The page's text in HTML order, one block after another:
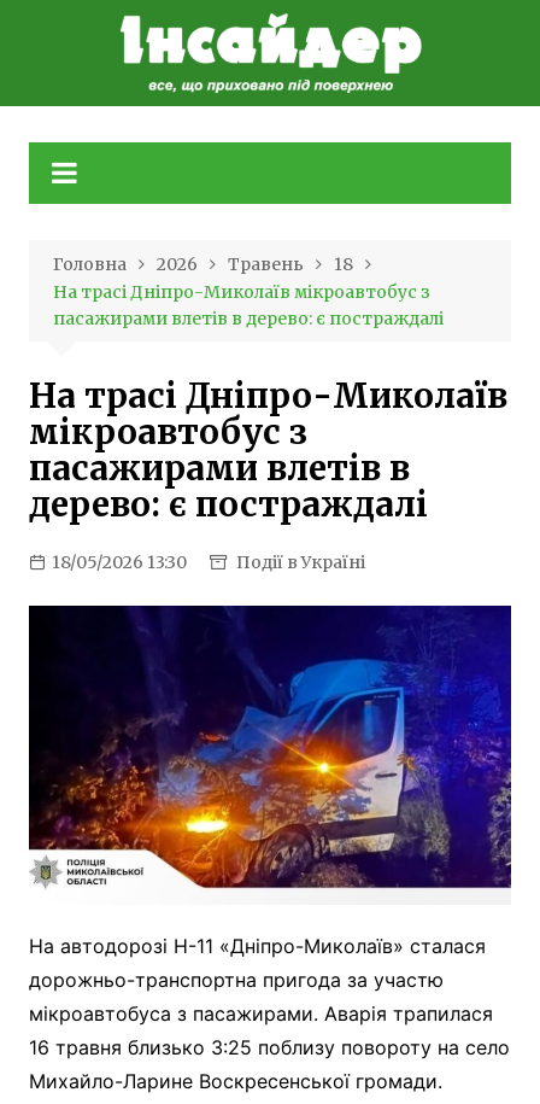
Головна 2026 Травень
18
На трасі Дніпро-Миколаїв мікроавтобус з
пасажирами влетів в дерево: є постраждалі
На трасі Дніпро-Миколаїв
мікроавтобус з
пасажирами влетів в
дерево: є постраждалі
18/05/2026 13:30 Події в Україні
На автодорозі Н-11 «Дніпро-Миколаїв» сталася
дорожньо-транспортна пригода за участю
мікроавтобуса з пасажирами. Аварія трапилася
16 травня близько 3:25 поблизу повороту на село
Михайло-Ларине Воскресенської громади.